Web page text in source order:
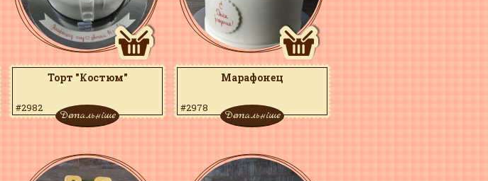
Торт "Костюм"
#2982
Детальніше
Марафонец
#2978
Детальніше